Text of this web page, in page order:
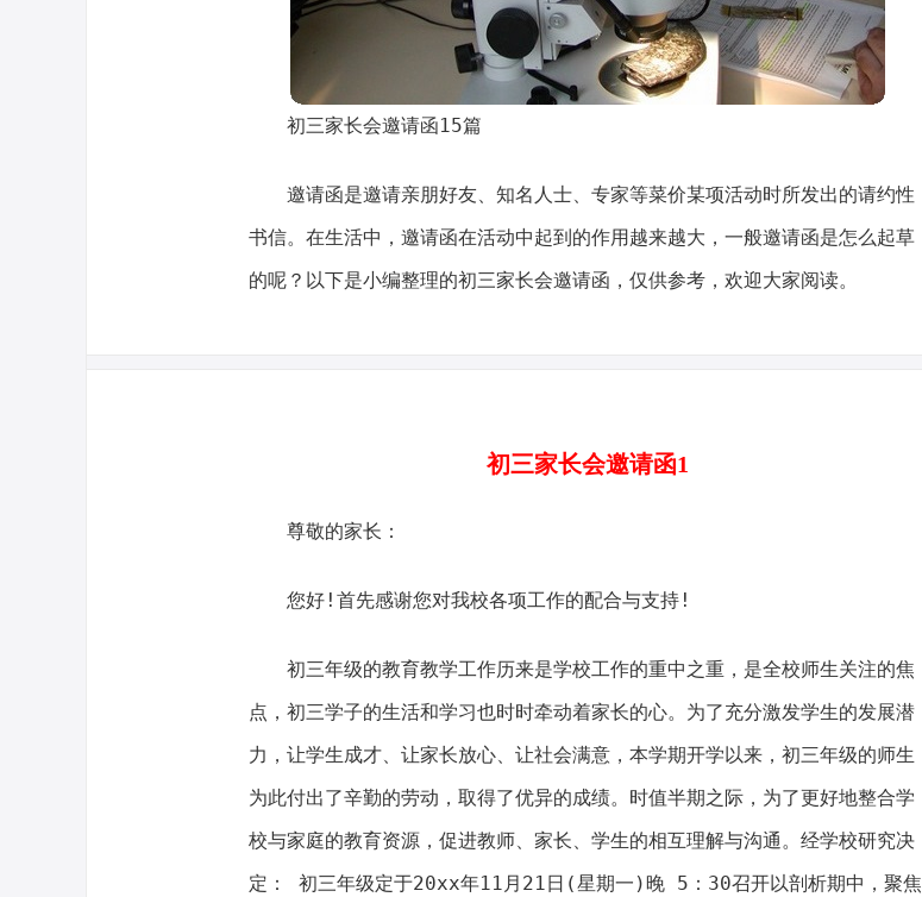
初三家长会邀请函15篇
邀请函是邀请亲朋好友、知名人士、专家等菜价某项活动时所发出的请约性
书信。在生活中，邀请函在活动中起到的作用越来越大，一般邀请函是怎么起草
的呢？以下是小编整理的初三家长会邀请函，仅供参考，欢迎大家阅读。
初三家长会邀请函1
尊敬的家长：
您好!首先感谢您对我校各项工作的配合与支持!
初三年级的教育教学工作历来是学校工作的重中之重，是全校师生关注的焦
点，初三学子的生活和学习也时时牵动着家长的心。为了充分激发学生的发展潜
力，让学生成才、让家长放心、让社会满意，本学期开学以来，初三年级的师生
为此付出了辛勤的劳动，取得了优异的成绩。时值半期之际，为了更好地整合学
校与家庭的教育资源，促进教师、家长、学生的相互理解与沟通。经学校研究决
定： 初三年级定于20xx年11月21日(星期一)晚 5：30召开以剖析期中，聚焦